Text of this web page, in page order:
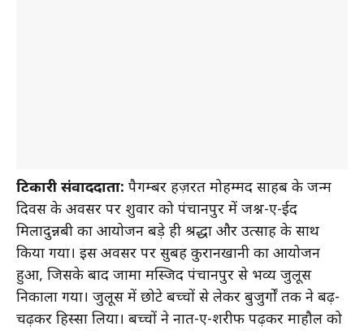
टिकारी संवाददाता: पैगम्बर हज़रत मोहम्मद साहब के जन्म
दिवस के अवसर पर शुक्रवार को पंचानपुर में जश्न-ए-ईद
मिलादुन्नबी का आयोजन बड़े ही श्रद्धा और उत्साह के साथ
किया गया। इस अवसर पर सुबह कुरानखानी का आयोजन
हुआ, जिसके बाद जामा मस्जिद पंचानपुर से भव्य जुलूस
निकाला गया। जुलूस में छोटे बच्चों से लेकर बुजुर्गों तक ने बढ़-
चढ़कर हिस्सा लिया। बच्चों ने नात-ए-शरीफ पढ़कर माहौल को